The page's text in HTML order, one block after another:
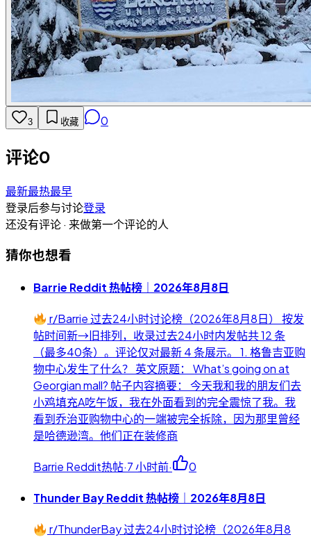
3 收藏 0
评论0
最新最热最早
登录后参与讨论登录
还没有评论 · 来做第一个评论的人
猜你也想看
Barrie Reddit 热帖榜｜2026年8月8日
r/Barrie 过去24小时讨论榜（2026年8月8日） 按发
帖时间新→旧排列，收录过去24小时内发帖共 12 条
（最多40条）。评论仅对最新 4 条展示。 1. 格鲁吉亚购
物中心发生了什么？ 英文原题： What’s going on at
Georgian mall? 帖子内容摘要： 今天我和我的朋友们去
小鸡填充A吃午饭，我在外面看到的完全震惊了我。我
看到乔治亚购物中心的一端被完全拆除，因为那里曾经
是哈德逊湾。他们正在装修商
Barrie Reddit热帖·7 小时前· 0
Thunder Bay Reddit 热帖榜｜2026年8月8日
r/ThunderBay 过去24小时讨论榜（2026年8月8